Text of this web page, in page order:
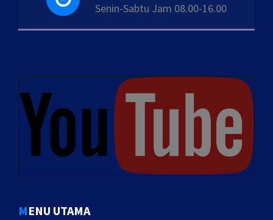
Senin-Sabtu Jam 08.00-16.00
MENU UTAMA